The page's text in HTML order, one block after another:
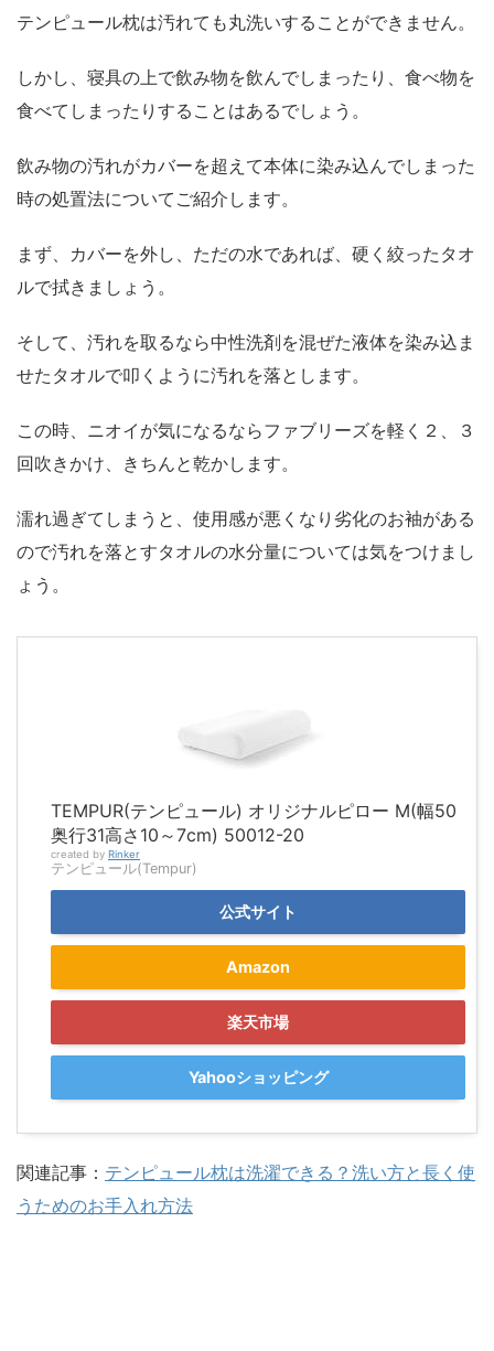
テンピュール枕は汚れても丸洗いすることができません。
しかし、寝具の上で飲み物を飲んでしまったり、食べ物を
食べてしまったりすることはあるでしょう。
飲み物の汚れがカバーを超えて本体に染み込んでしまった
時の処置法についてご紹介します。
まず、カバーを外し、ただの水であれば、硬く絞ったタオ
ルで拭きましょう。
そして、汚れを取るなら中性洗剤を混ぜた液体を染み込ま
せたタオルで叩くように汚れを落とします。
この時、ニオイが気になるならファブリーズを軽く２、３
回吹きかけ、きちんと乾かします。
濡れ過ぎてしまうと、使用感が悪くなり劣化のお袖がある
ので汚れを落とすタオルの水分量については気をつけまし
ょう。
TEMPUR(テンピュール) オリジナルピロー M(幅50
奥行31高さ10～7cm) 50012-20
created by Rinker
テンピュール(Tempur)
公式サイト
Amazon
楽天市場
Yahooショッピング
関連記事： テンピュール枕は洗濯できる？洗い方と長く使
うためのお手入れ方法